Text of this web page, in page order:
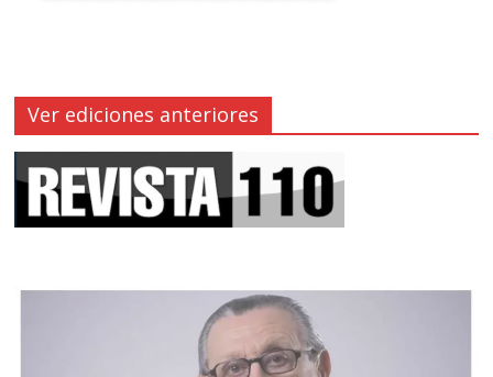
Ver ediciones anteriores